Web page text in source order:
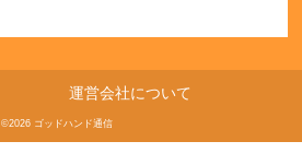
運営会社について
©2026 ゴッドハンド通信